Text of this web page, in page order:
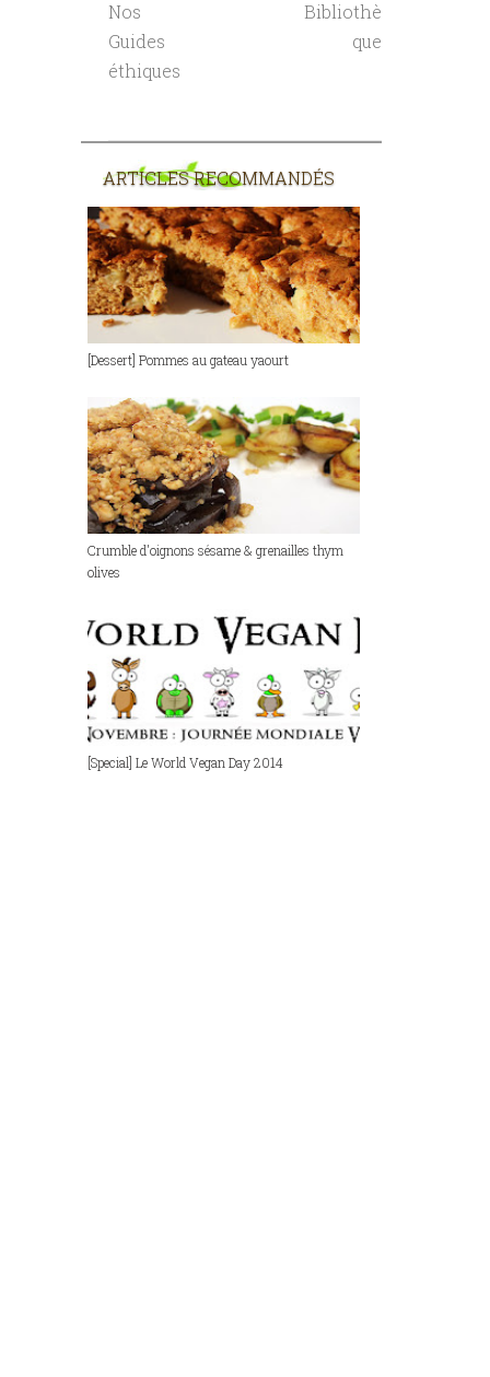
Nos
Guides
éthiques
Bibliothè
que
ARTICLES RECOMMANDÉS
[Dessert] Pommes au gateau yaourt
Crumble d'oignons sésame & grenailles thym
olives
[Special] Le World Vegan Day 2014